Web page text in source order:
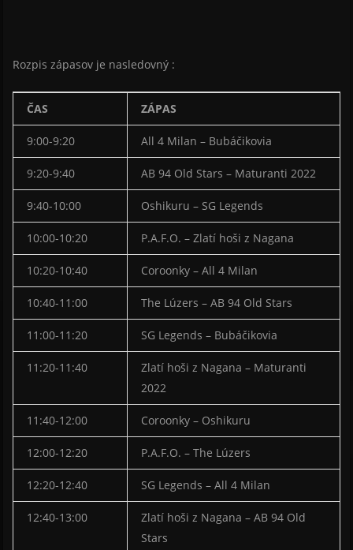
Rozpis zápasov je nasledovný :
ČAS ZÁPAS
9:00-9:20 All 4 Milan – Bubáčikovia
9:20-9:40 AB 94 Old Stars – Maturanti 2022
9:40-10:00 Oshikuru – SG Legends
10:00-10:20 P.A.F.O. – Zlatí hoši z Nagana
10:20-10:40 Coroonky – All 4 Milan
10:40-11:00 The Lúzers – AB 94 Old Stars
11:00-11:20 SG Legends – Bubáčikovia
11:20-11:40
Zlatí hoši z Nagana – Maturanti
2022
11:40-12:00 Coroonky – Oshikuru
12:00-12:20 P.A.F.O. – The Lúzers
12:20-12:40 SG Legends – All 4 Milan
12:40-13:00
Zlatí hoši z Nagana – AB 94 Old
Stars